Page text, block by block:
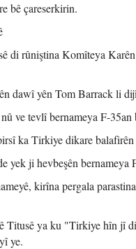
bê çareserkirin.
di rûniştina Komîteya
dawî yên Tom Barrack li
ve tevlî bernameya F-
ka Tirkiye dikare
ji hevbeşên bernameya
kirîna pergala
Titusê ya ku "Tirkiye hîn jî
ye.